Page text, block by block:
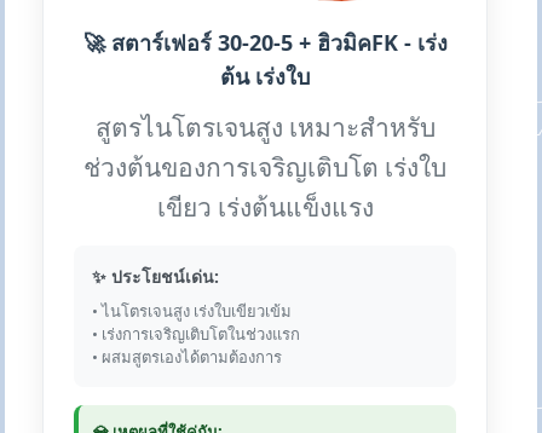
🚀 สตาร์เฟอร์ 30-20-5 + ฮิวมิคFK - เร่ง
ต้น เร่งใบ
สูตรไนโตรเจนสูง เหมาะสำหรับ
ช่วงต้นของการเจริญเติบโต เร่งใบ
เขียว เร่งต้นแข็งแรง
✨ ประโยชน์เด่น:
• ไนโตรเจนสูง เร่งใบเขียวเข้ม
• เร่งการเจริญเติบโตในช่วงแรก
• ผสมสูตรเองได้ตามต้องการ